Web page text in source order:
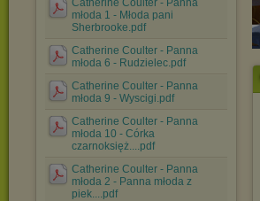
Catherine Coulter - Panna
młoda 1 - Młoda pani
Sherbrooke.pdf
Catherine Coulter - Panna
młoda 6 - Rudzielec.pdf
Catherine Coulter - Panna
młoda 9 - Wyscigi.pdf
Catherine Coulter - Panna
młoda 10 - Córka
czarnoksięż....pdf
Catherine Coulter - Panna
młoda 2 - Panna młoda z
piek....pdf